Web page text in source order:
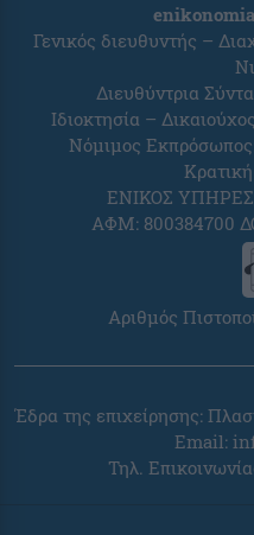
Γενικός διευθυντής –
Διευθύντρια
Ιδιοκτησία –
Νόμιμος
ΕΝΙΚΟΣ
ΑΦΜ: 800384700
Αριθμός
Έδρα της επιχείρησης:
Email:
Τηλ.